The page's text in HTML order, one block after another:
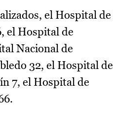
el Hospital de
el Hospital de
Nacional de
32, el Hospital de
7, el Hospital de